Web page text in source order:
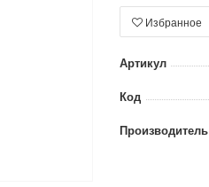
Избранное
Артикул
Код
Производитель